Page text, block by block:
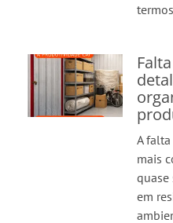
A
mais
quase
em